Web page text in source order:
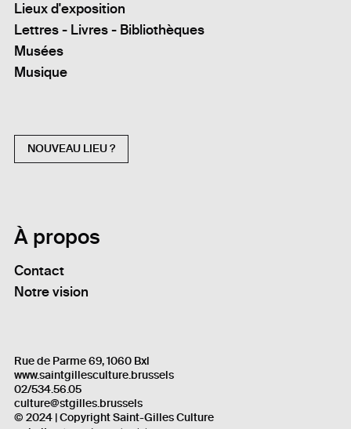
Lieux d'exposition
Lettres - Livres - Bibliothèques
Musées
Musique
NOUVEAU LIEU ?
À propos
Contact
Notre vision
Rue de Parme 69, 1060 Bxl
www.saintgillesculture.brussels
02/534.56.05
culture@stgilles.brussels
© 2024 | Copyright Saint-Gilles Culture